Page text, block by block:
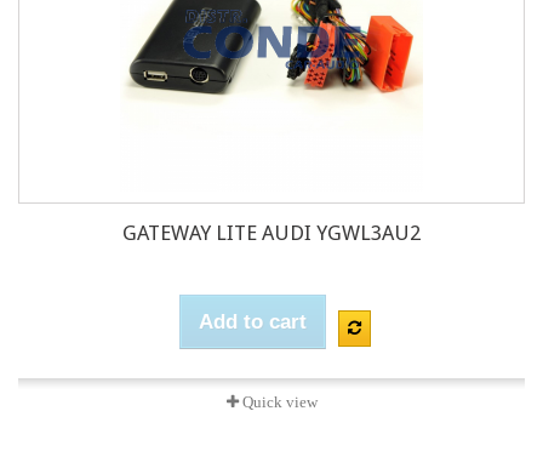
GATEWAY LITE AUDI YGWL3AU2
Add to cart
Quick view